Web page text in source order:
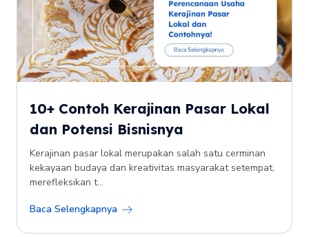
10+ Contoh Kerajinan Pasar Lokal
dan Potensi Bisnisnya
Kerajinan pasar lokal merupakan salah satu cerminan
kekayaan budaya dan kreativitas masyarakat setempat,
merefleksikan t...
Baca Selengkapnya